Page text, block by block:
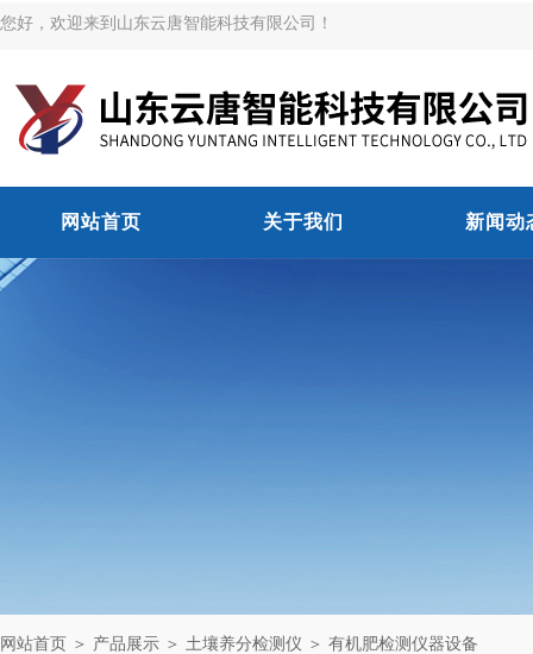
您好，欢迎来到山东云唐智能科技有限公司！
网站首页 关于我们 新闻动
网站首页 ＞ 产品展示 ＞ 土壤养分检测仪 ＞ 有机肥检测仪器设备